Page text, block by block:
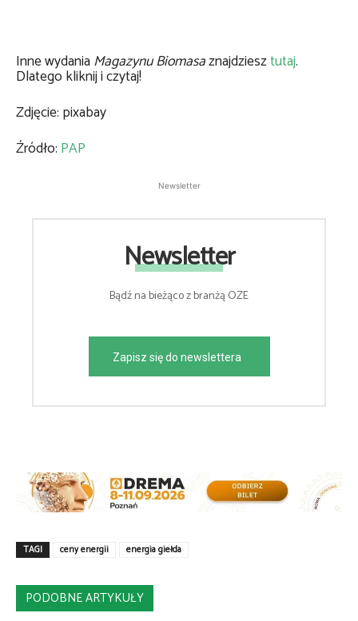
Inne wydaniaMagazynu Biomasaznajdziesztutaj.
Dlatego kliknij i czytaj!
Zdjęcie: pixabay
Źródło: PAP
Newsletter
Newsletter
Bądź na bieżąco z branżą OZE
Zapisz się do newslettera
TAGI ceny energii energia giełda
PODOBNE ARTYKUŁY